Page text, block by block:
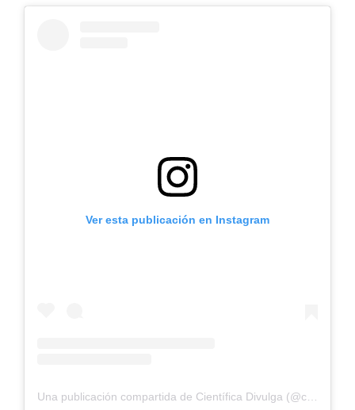
Ver esta publicación en Instagram
Una publicación compartida de Científica Divulga (@cientifica.divulga)